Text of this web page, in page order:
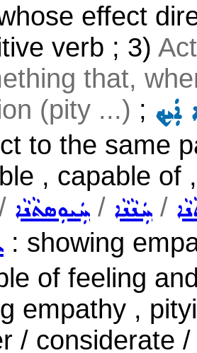
effect
verb ; 3)
that,
(pity ...) ; ܐܲܝܟ݂
to the same
, capable
ܚܲܝܘܼܣܬܵܢܵܐ / ܚܲܢܵܢܵܐ /
: showing
of feeling
empathy ,
/ considerate